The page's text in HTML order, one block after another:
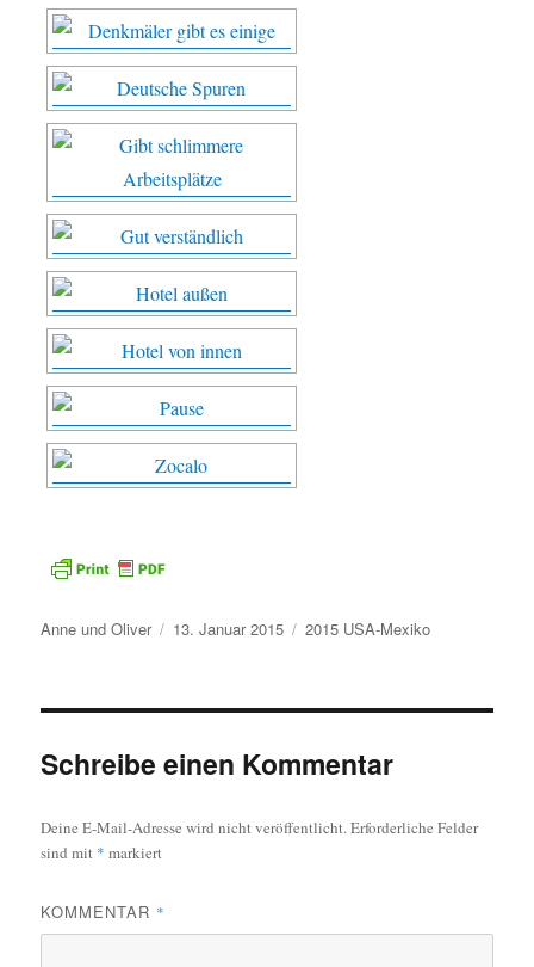
Autor
Anne und Oliver
Veröffentlicht
13. Januar 2015 Kategorien
2015 USA-Mexiko
Schreibe einen Kommentar
Deine E-Mail-Adresse wird nicht veröffentlicht.Erforderliche Felder
sind mit * markiert
KOMMENTAR *